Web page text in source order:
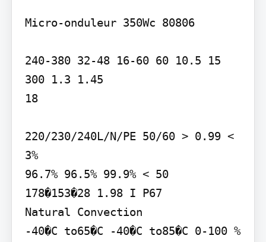
Micro-onduleur 350Wc 80806
240-380 32-48 16-60 60 10.5 15
300 1.3 1.45
18
220/230/240L/N/PE 50/60 > 0.99 <
3%
96.7% 96.5% 99.9% < 50
178�153�28 1.98 I P67
Natural Convection
-40�C to65�C -40�C to85�C 0-100 %